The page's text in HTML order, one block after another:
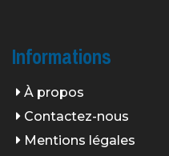
Informations
À propos
Contactez-nous
Mentions légales